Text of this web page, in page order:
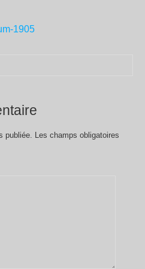
1905
publiée. Les champs obligatoires